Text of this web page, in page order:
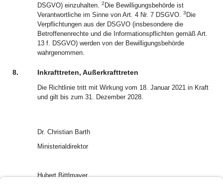
DSGVO) einzuhalten. 2 Die Bewilligungsbehörde ist
Verantwortliche im Sinne von Art. 4 Nr. 7 DSGVO. 3 Die
Verpflichtungen aus der DSGVO (insbesondere die
Betroffenenrechte und die Informationspflichten gemäß Art.
13 f. DSGVO) werden von der Bewilligungsbehörde
wahrgenommen.
8. Inkrafttreten, Außerkrafttreten
Die Richtlinie tritt mit Wirkung vom 18. Januar 2021 in Kraft
und gilt bis zum 31. Dezember 2028.
Dr. Christian Barth
Ministerialdirektor
Hubert Bittlmayer